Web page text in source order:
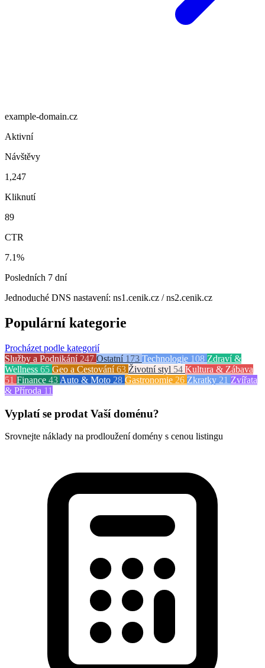
example-domain.cz
Aktivní
Návštěvy
1,247
Kliknutí
89
CTR
7.1%
Posledních 7 dní
Jednoduché DNS nastavení: ns1.cenik.cz / ns2.cenik.cz
Populární kategorie
Procházet podle kategorií
Služby a Podnikání 247 Ostatní 173 Technologie 108 Zdraví &
Wellness 65 Geo a Cestování 63 Životní styl 54 Kultura & Zábava
51 Finance 43 Auto & Moto 28 Gastronomie 26 Zkratky 21 Zvířata
& Příroda 11
Vyplatí se prodat Vaší doménu?
Srovnejte náklady na prodloužení domény s cenou listingu